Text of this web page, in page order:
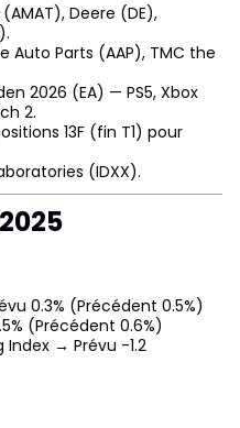
Deere (DE),
Auto Parts (AAP), TMC the
2026 (EA) — PS5, Xbox
2.
13F (fin T1) pour
(IDXX).
0.3% (Précédent 0.5%)
(Précédent 0.6%)
→ Prévu -1.2